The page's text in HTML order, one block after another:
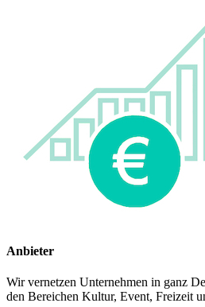
Anbieter
Wir vernetzen Unternehmen in ganz
den Bereichen Kultur, Event, Freizeit